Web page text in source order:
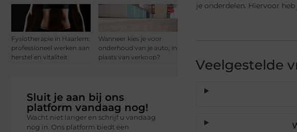
Fysiotherapie in Haarlem:
professioneel werken aan
herstel en vitaliteit
Wanneer kies je voor
onderhoud van je auto, in
plaats van verkoop?
Sluit je aan bij ons
platform vandaag nog!
Wacht niet langer en schrijf u vandaag
nog in. Ons platform biedt een
je onderdelen. Hiervoor
Veelgestelde